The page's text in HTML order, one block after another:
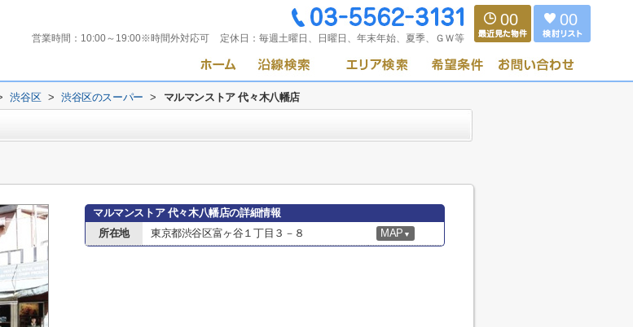
営業時間： 10:00～19:00※時間外対応可 定休日： 毎週土曜日、日曜日、年末年始、夏季、ＧＷ等
00 00
渋谷区 > 渋谷区のスーパー > マルマンストア 代々木八幡店
マルマンストア 代々木八幡店の詳細情報
所在地
東京都渋谷区富ヶ谷１丁目３－８ MAP ▼